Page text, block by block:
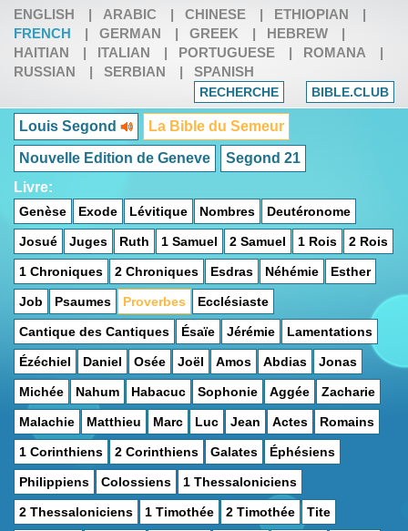
ENGLISH | ARABIC | CHINESE | ETHIOPIAN
|
FRENCH
| GERMAN | GREEK | HEBREW
|
HAITIAN
| ITALIAN | PORTUGUESE | ROMANA
|
RUSSIAN
| SERBIAN | SPANISH
RECHERCHE BIBLE.CLUB
Louis Segond La Bible du Semeur
Nouvelle Edition de Geneve
Segond 21
Livre:
Genèse Exode Lévitique Nombres Deutéronome
Josué Juges Ruth 1 Samuel 2 Samuel 1 Rois 2 Rois
1 Chroniques 2 Chroniques Esdras Néhémie Esther
Job Psaumes Proverbes Ecclésiaste
Cantique des Cantiques Ésaïe Jérémie Lamentations
Ézéchiel Daniel Osée Joël Amos Abdias Jonas
Michée Nahum Habacuc Sophonie Aggée Zacharie
Malachie Matthieu Marc Luc Jean Actes Romains
1 Corinthiens 2 Corinthiens Galates Éphésiens
Philippiens Colossiens 1 Thessaloniciens
2 Thessaloniciens 1 Timothée 2 Timothée Tite